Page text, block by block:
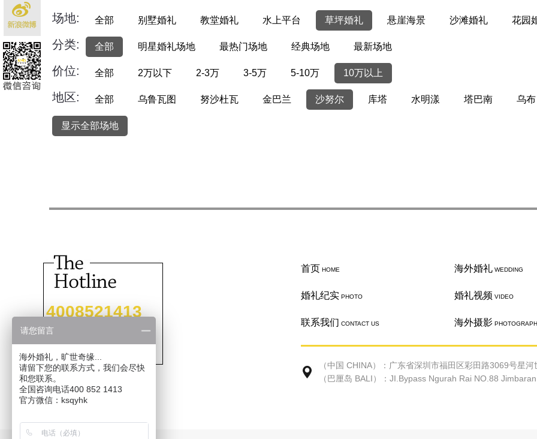
场地: 全部 别墅婚礼 教堂婚礼 水上平台 草坪婚礼 悬崖海景 沙滩婚礼 花园
分类: 全部 明星婚礼场地 最热门场地 经典场地 最新场地
价位: 全部 2万以下 2-3万 3-5万 5-10万 10万以上
地区: 全部 乌鲁瓦图 努沙杜瓦 金巴兰 沙努尔 库塔 水明漾 塔巴南 乌布
显示全部场地
4008521413
首页 HOME 海外婚礼 WEDDING
婚礼纪实 PHOTO 婚礼视频 VIDEO
联系我们 CONTACT US 海外摄影
（中国 CHINA）：广东省深圳市福田区彩田路3069号星
（巴厘岛 BALI）：JI.Bypass Ngurah Rai NO.88
请您留言
海外婚礼，旷世奇缘...
请留下您的联系方式，我们会尽快
和您联系。
全国咨询电话400 852 1413
官方微信：ksqyhk